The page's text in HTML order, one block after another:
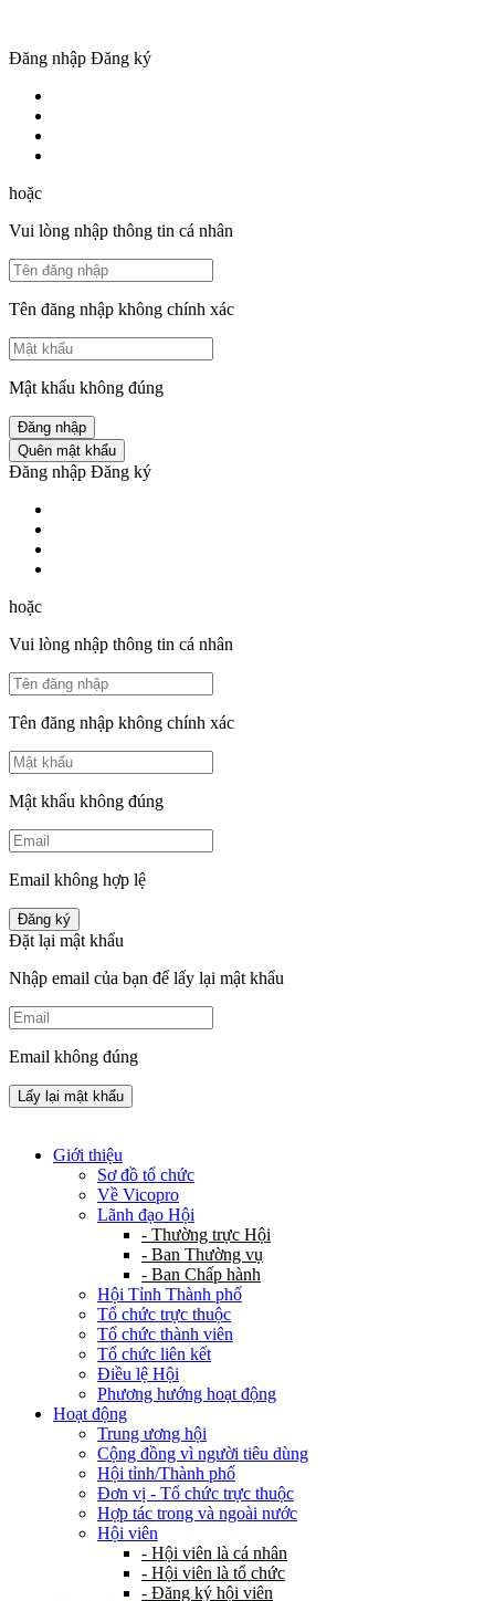
Đăng nhập Đăng ký
hoặc
Vui lòng nhập thông tin cá nhân
Tên đăng nhập không chính xác
Mật khẩu không đúng
Đăng nhập
Quên mật khẩu
Đăng nhập Đăng ký
hoặc
Vui lòng nhập thông tin cá nhân
Tên đăng nhập không chính xác
Mật khẩu không đúng
Email không hợp lệ
Đăng ký
Đặt lại mật khẩu
Nhập email của bạn để lấy lại mật khẩu
Email không đúng
Lấy lại mật khẩu
Giới thiệu
Sơ đồ tổ chức
Về Vicopro
Lãnh đạo Hội
- Thường trực Hội
- Ban Thường vụ
- Ban Chấp hành
Hội Tỉnh Thành phố
Tổ chức trực thuộc
Tổ chức thành viên
Tổ chức liên kết
Điều lệ Hội
Phương hướng hoạt động
Hoạt động
Trung ương hội
Cộng đồng vì người tiêu dùng
Hội tỉnh/Thành phố
Đơn vị - Tổ chức trực thuộc
Hợp tác trong và ngoài nước
Hội viên
- Hội viên là cá nhân
- Hội viên là tổ chức
- Đăng ký hội viên